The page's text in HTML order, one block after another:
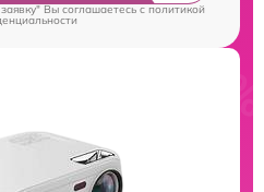
Вы соглашаетесь cполитикой